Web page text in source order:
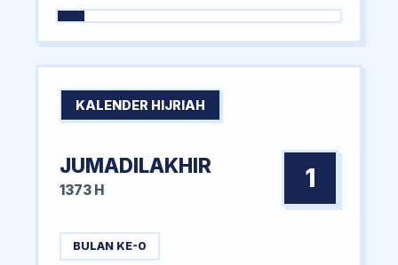
KALENDER HIJRIAH
JUMADILAKHIR
1373 H 1
BULAN KE-0